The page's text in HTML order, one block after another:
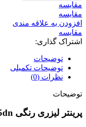
مقايسه
مقایسه
افزودن به علاقه مندی
مقایسه
اشتراک گذاری:
توضیحات
توضیحات تکمیلی
نظرات (0)
توضیحات
پرینتر لیزری رنگی HP LaserJet Pro M455dn